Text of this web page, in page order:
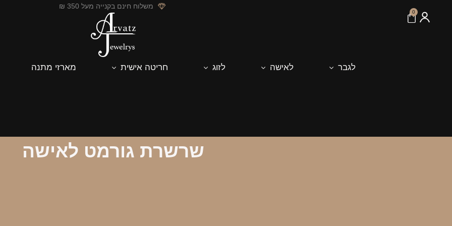
משלוח חינם בקנייה מעל 350 ₪
0
לגבר לאישה לזוג חריטה אישית מארזי מתנה
שרשרת גורמט לאישה